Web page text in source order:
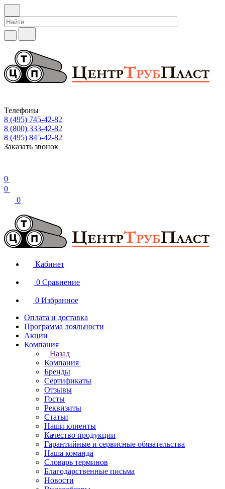
Телефоны
8 (495) 745-42-82
8 (800) 333-42-82
8 (495) 845-42-82
Заказать звонок
0
0
0
Кабинет
0 Сравнение
0 Избранное
Оплата и доставка
Программа лояльности
Акции
Компания
Назад
Компания
Бренды
Сертификаты
Отзывы
Госты
Реквизиты
Статьи
Наши клиенты
Качество продукции
Гарантийные и сервисные обязательства
Наша команда
Словарь терминов
Благодарственные письма
Новости